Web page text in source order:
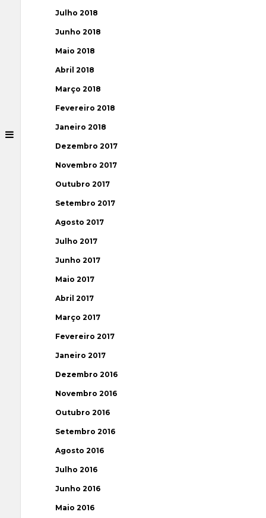
Julho 2018
Junho 2018
Maio 2018
Abril 2018
Março 2018
Fevereiro 2018
Janeiro 2018
Dezembro 2017
Novembro 2017
Outubro 2017
Setembro 2017
Agosto 2017
Julho 2017
Junho 2017
Maio 2017
Abril 2017
Março 2017
Fevereiro 2017
Janeiro 2017
Dezembro 2016
Novembro 2016
Outubro 2016
Setembro 2016
Agosto 2016
Julho 2016
Junho 2016
Maio 2016